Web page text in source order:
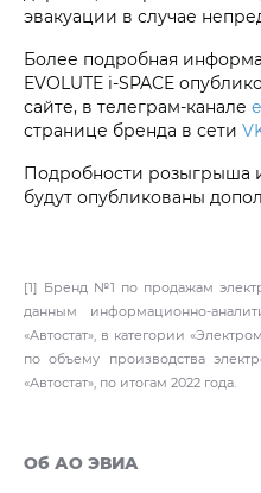
эвакуации в случае
Более подробная
EVOLUTE i‑SPACE
сайте, в телеграм-канале
странице бренда в сети
Подробности розыгрыша
будут опубликованы
[1] Бренд №1 по продажам
данным информационно-
«Автостат», в категории
по объему производства
«Автостат», по итогам 2022 года.
Об АО ЭВИА